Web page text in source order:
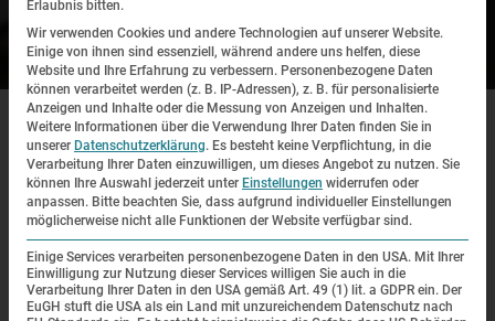
Forschung & Sammlung
Startseite | Forschung und Sammlung | Literaturempfehlungen
Literaturempfehlungen
Überblicksliteratur zum Nationalsozialismus
Benz, Wolfgang: Geschichte des Dritten Reiches.
Erlaubnis bitten.
Wir verwenden Cookies und andere Technologien auf unserer Website.
Einige von ihnen sind essenziell, während andere uns helfen, diese
Website und Ihre Erfahrung zu verbessern. Personenbezogene Daten
können verarbeitet werden (z. B. IP-Adressen), z. B. für personalisierte
Anzeigen und Inhalte oder die Messung von Anzeigen und Inhalten.
Weitere Informationen über die Verwendung Ihrer Daten finden Sie in
unserer Datenschutzerklärung. Es besteht keine Verpflichtung, in die
Verarbeitung Ihrer Daten einzuwilligen, um dieses Angebot zu nutzen. Sie
können Ihre Auswahl jederzeit unter Einstellungen widerrufen oder
anpassen. Bitte beachten Sie, dass aufgrund individueller Einstellungen
möglicherweise nicht alle Funktionen der Website verfügbar sind.
Einige Services verarbeiten personenbezogene Daten in den USA. Mit Ihrer
Einwilligung zur Nutzung dieser Services willigen Sie auch in die
Verarbeitung Ihrer Daten in den USA gemäß Art. 49 (1) lit. a GDPR ein. Der
EuGH stuft die USA als ein Land mit unzureichendem Datenschutz nach